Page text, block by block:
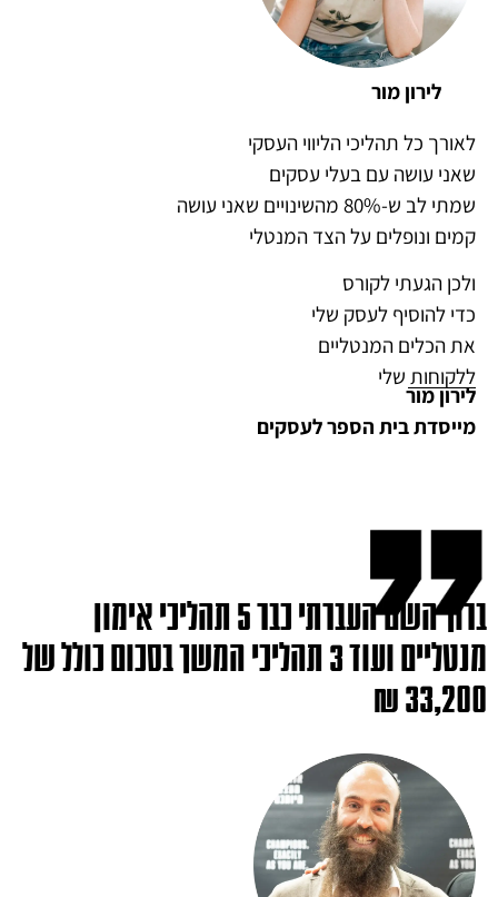
לירון מור
לאורך כל תהליכי הליווי העסקי
שאני עושה עם בעלי עסקים
שמתי לב ש-80% מהשינויים שאני עושה
קמים ונופלים על הצד המנטלי
ולכן הגעתי לקורס
כדי להוסיף לעסק שלי
את הכלים המנטליים
ללקוחות שלי
לירון מור
מייסדת בית הספר לעסקים
ברוך השם העברתי כבר 5 תהליכי אימון
מנטליים ועוד 3 תהליכי המשך בסכום כולל של
33,200 ₪